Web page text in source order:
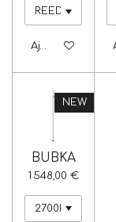
Ajouter au
NEW
BUBKA
1 548,00 €